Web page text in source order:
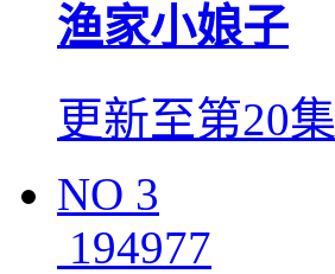
渔家小娘子
更新至第20集
NO 3
194977